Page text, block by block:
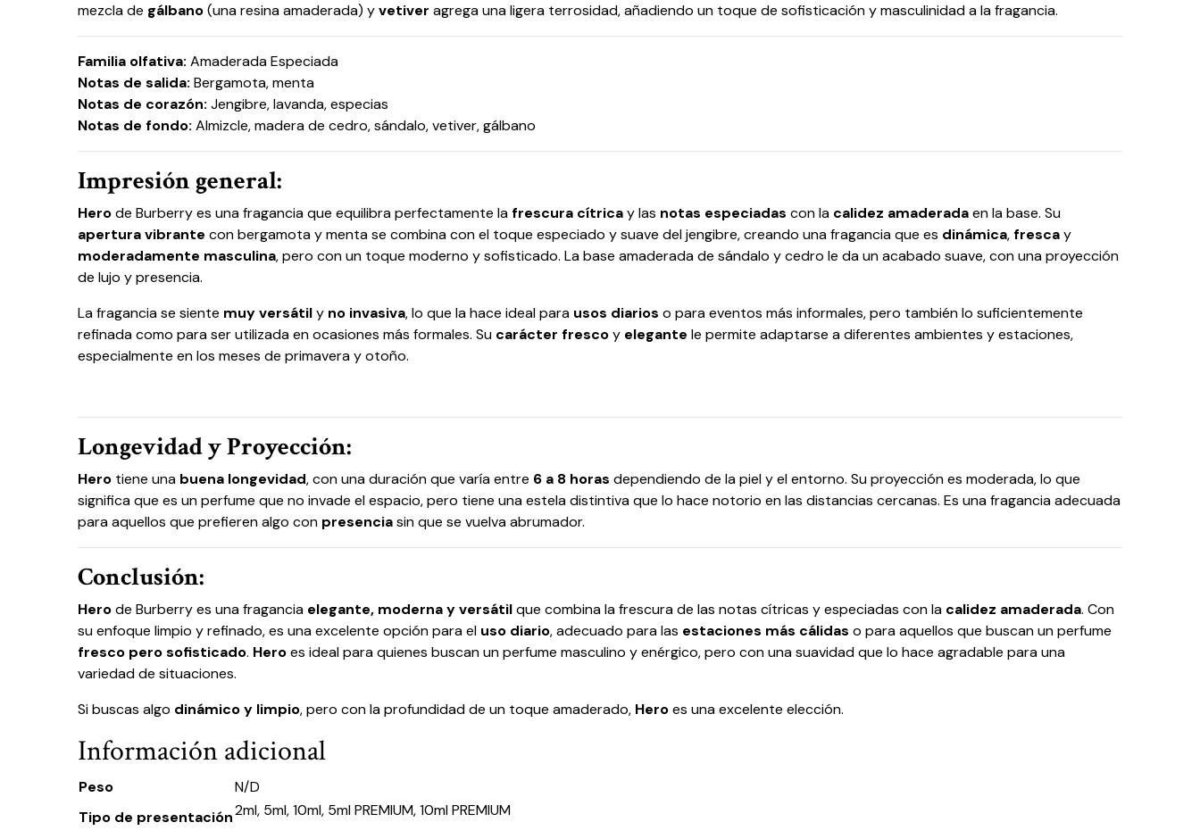
mezcla de gálbano(una resina amaderada) yvetiver agrega una ligera terrosidad, añadiendo un toque de sofisticación y masculinidad a la fragancia.
Familia olfativa: Amaderada Especiada
Notas de salida: Bergamota, menta
Notas de corazón: Jengibre, lavanda, especias
Notas de fondo: Almizcle, madera de cedro, sándalo, vetiver, gálbano
Impresión general:
Herode Burberry es una fragancia que equilibra perfectamente lafrescura cítricay las notas especiadas con la calidez amaderadaen la base. Su
apertura vibrante con bergamota y menta se combina con el toque especiado y suave del jengibre, creando una fragancia que es dinámica,frescay
moderadamente masculina, pero con un toque moderno y sofisticado. La base amaderada de sándalo y cedro le da un acabado suave, con una proyección
de lujo y presencia.
La fragancia se siente muy versátily no invasiva, lo que la hace ideal para usos diarios o para eventos más informales, pero también lo suficientemente
refinada como para ser utilizada en ocasiones más formales. Su carácter frescoy elegante le permite adaptarse a diferentes ambientes y estaciones,
especialmente en los meses de primavera y otoño.
Longevidad y Proyección:
Hero tiene una buena longevidad, con una duración que varía entre 6 a 8 horas dependiendo de la piel y el entorno. Su proyección es moderada, lo que
significa que es un perfume que no invade el espacio, pero tiene una estela distintiva que lo hace notorio en las distancias cercanas. Es una fragancia adecuada
para aquellos que prefieren algo con presenciasin que se vuelva abrumador.
Conclusión:
Herode Burberry es una fragancia elegante, moderna y versátilque combina la frescura de las notas cítricas y especiadas con la calidez amaderada. Con
su enfoque limpio y refinado, es una excelente opción para el uso diario, adecuado para las estaciones más cálidas o para aquellos que buscan un perfume
fresco pero sofisticado. Heroes ideal para quienes buscan un perfume masculino y enérgico, pero con una suavidad que lo hace agradable para una
variedad de situaciones.
Si buscas algo dinámico y limpio, pero con la profundidad de un toque amaderado, Heroes una excelente elección.
Información adicional
Peso
N/D
Tipo de presentación2ml, 5ml, 10ml, 5ml PREMIUM, 10ml PREMIUM